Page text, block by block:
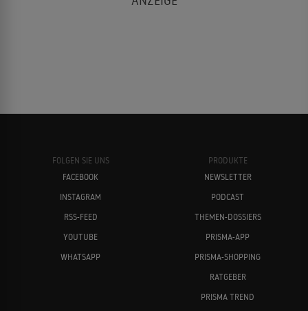
FOLGEN SIE UNS
FACEBOOK
INSTAGRAM
RSS-FEED
YOUTUBE
WHATSAPP
PRODUKTE
NEWSLETTER
PODCAST
THEMEN-DOSSIERS
PRISMA-APP
PRISMA-SHOPPING
RATGEBER
PRISMA TREND